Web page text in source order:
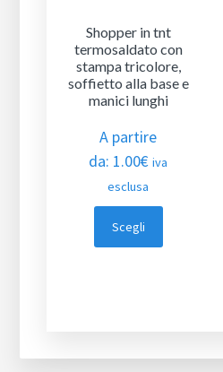
Shopper in tnt
termosaldato con
stampa tricolore,
soffietto alla base e
manici lunghi
A partire
da: 1.00€ iva
esclusa
Scegli